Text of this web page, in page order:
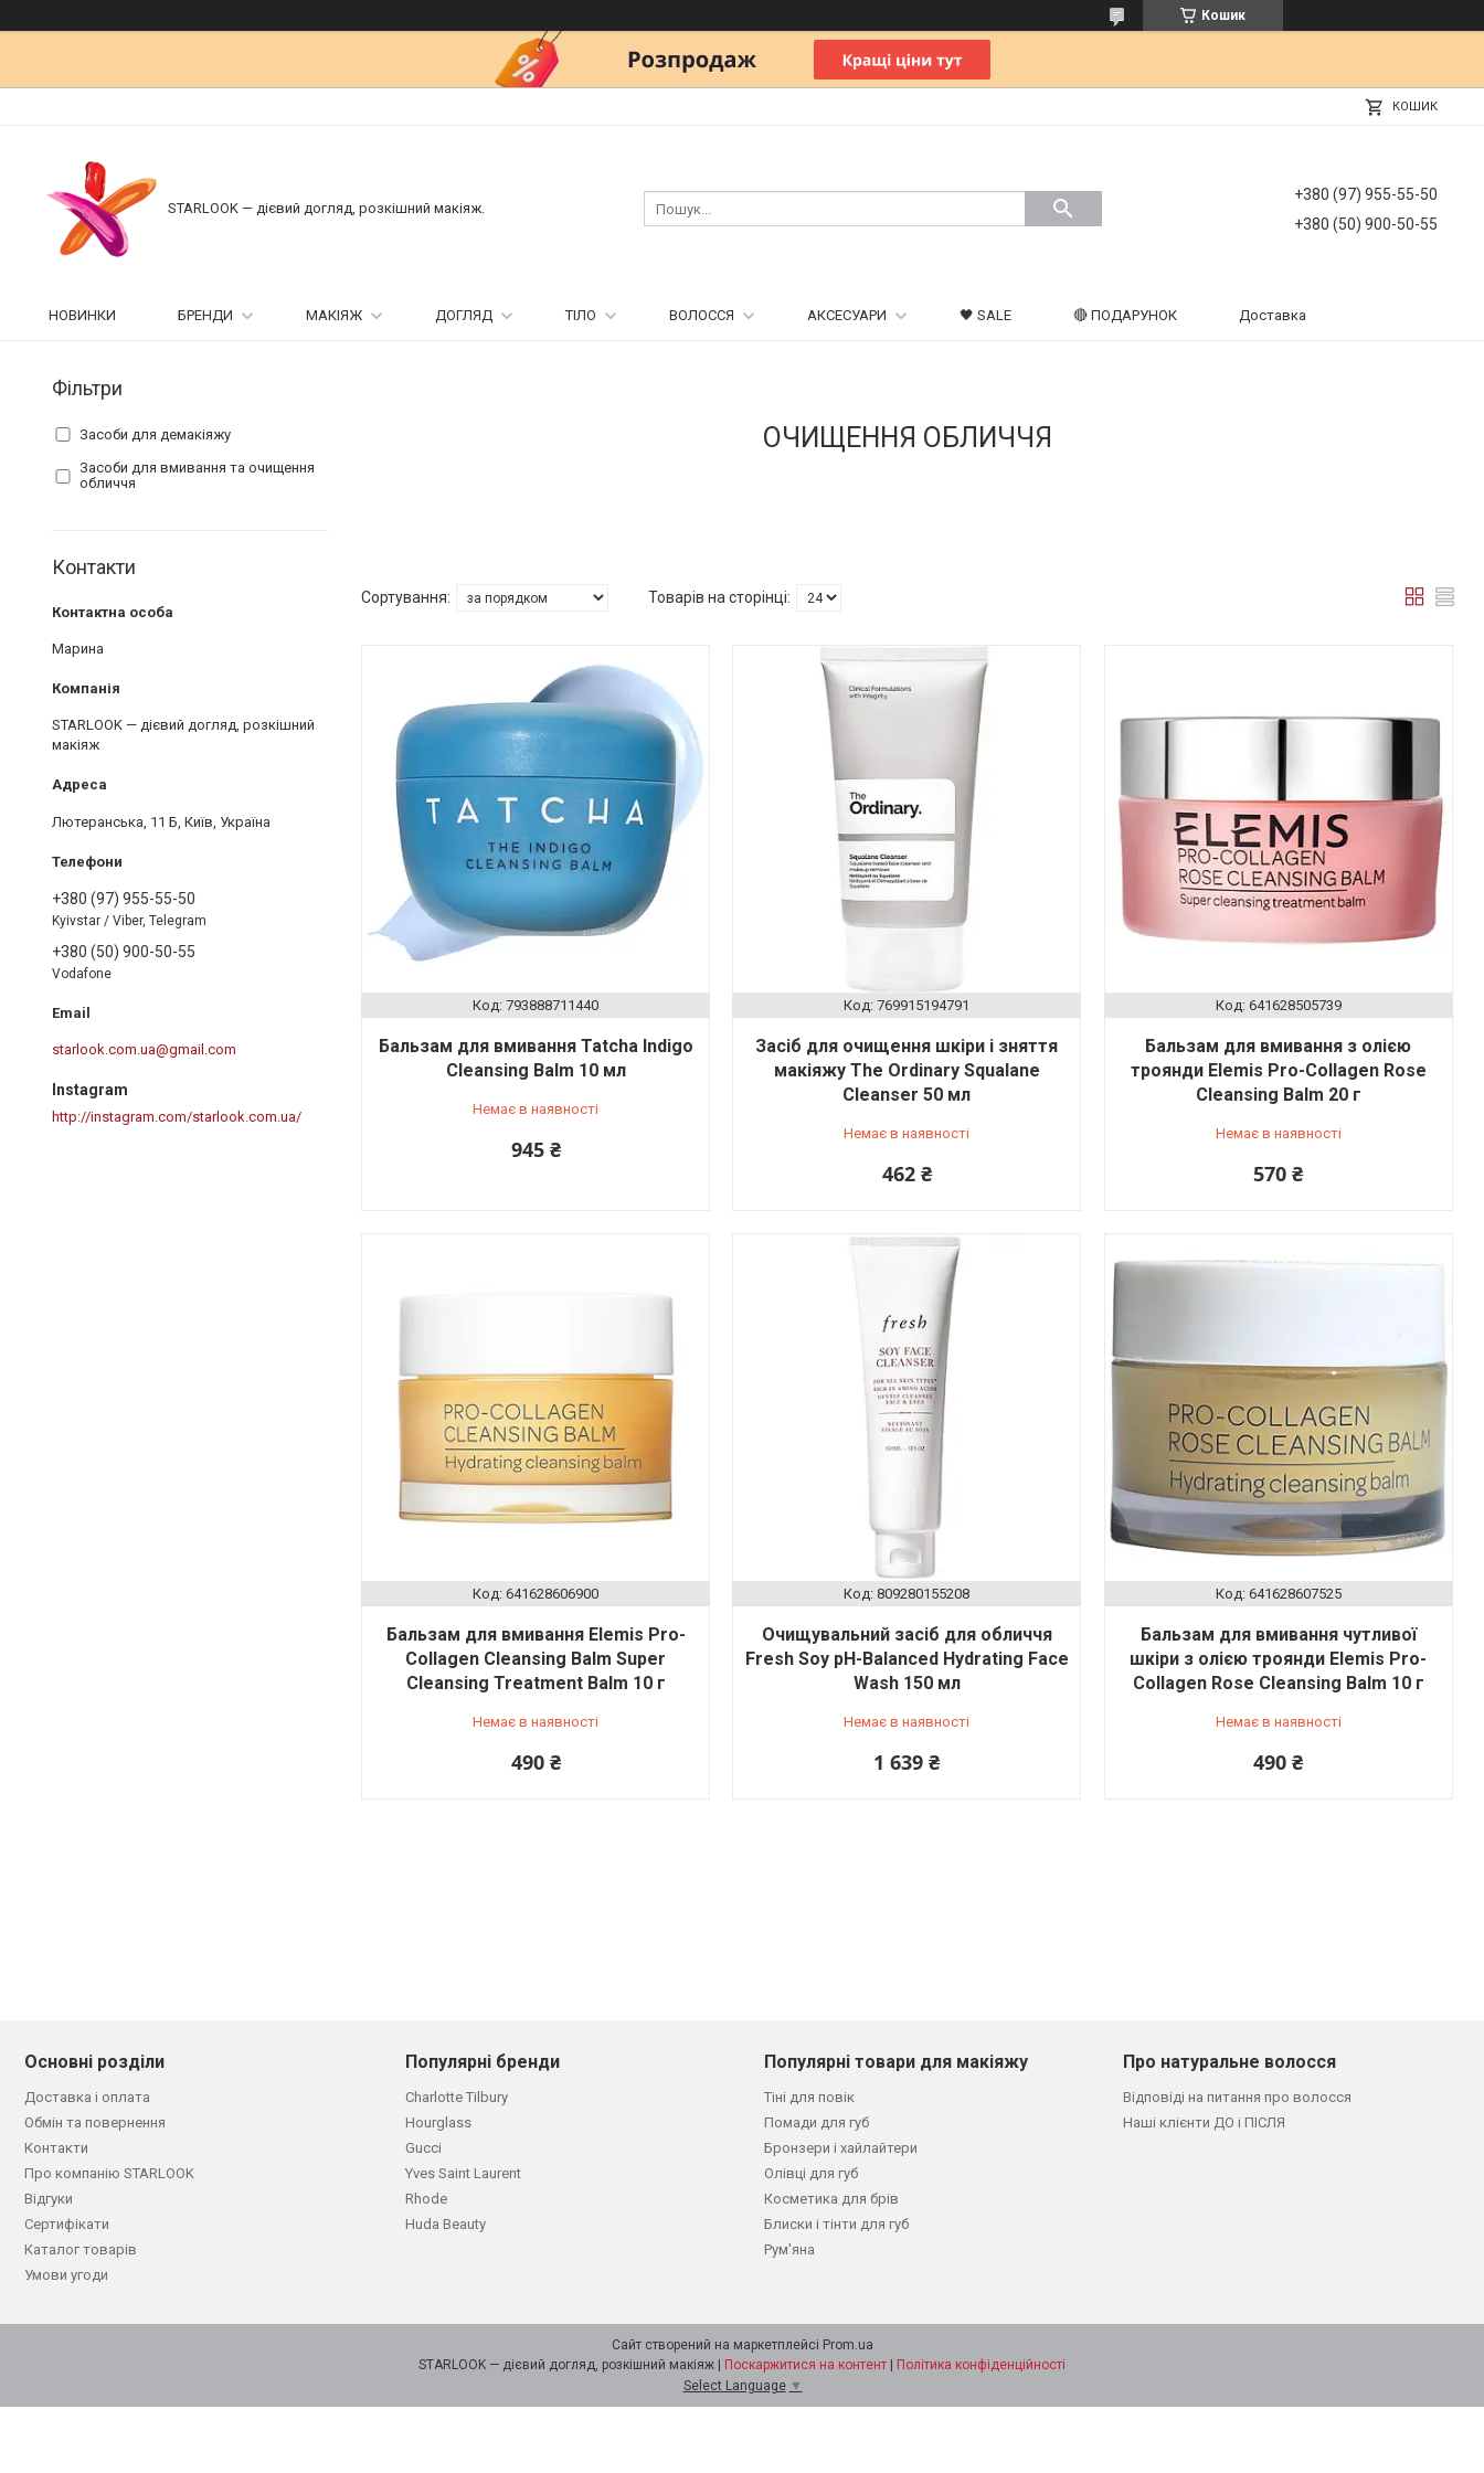
Кошик
КОШИК
STARLOOK — дієвий догляд, розкішний макіяж.
+380 (97) 955-55-50
+380 (50) 900-50-55
НОВИНКИ БРЕНДИ МАКІЯЖ ДОГЛЯД ТІЛО ВОЛОССЯ АКСЕСУАРИ 🖤 SALE 🔴 ПОДАРУНОК Доставка
ОЧИЩЕННЯ ОБЛИЧЧЯ
793888711440
Бальзам для вмивання Tatcha Indigo
Cleansing Balm 10 мл
Немає в наявності
945 ₴
769915194791
Засіб для очищення шкіри і зняття
макіяжу The Ordinary Squalane
Cleanser 50 мл
Немає в наявності
462 ₴
641628505739
Бальзам для вмивання з олією
троянди Elemis Pro-Collagen Rose
Cleansing Balm 20 г
Немає в наявності
570 ₴
641628606900
Бальзам для вмивання Elemis Pro-
Collagen Cleansing Balm Super
Cleansing Treatment Balm 10 г
Немає в наявності
490 ₴
809280155208
Очищувальний засіб для обличчя
Fresh Soy pH-Balanced Hydrating Face
Wash 150 мл
Немає в наявності
1 639 ₴
641628607525
Бальзам для вмивання чутливої
шкіри з олією троянди Elemis Pro-
Collagen Rose Cleansing Balm 10 г
Немає в наявності
490 ₴
Фільтри
Засоби для демакіяжу
Засоби для вмивання та очищення
обличчя
Контакти
Марина
STARLOOK — дієвий догляд, розкішний
макіяж
Лютеранська, 11 Б, Київ, Україна
+380 (97) 955-55-50
Kyivstar / Viber, Telegram
+380 (50) 900-50-55
Vodafone
starlook.com.ua@gmail.com
Instagram
http://instagram.com/starlook.com.ua/
Основні розділи
Доставка і оплата
Обмін та повернення
Контакти
Про компанію STARLOOK
Відгуки
Сертифікати
Каталог товарів
Умови угоди
Популярні бренди
Charlotte Tilbury
Hourglass
Gucci
Yves Saint Laurent
Rhode
Huda Beauty
Популярні товари для макіяжу
Тіні для повік
Помади для губ
Бронзери і хайлайтери
Олівці для губ
Косметика для брів
Блиски і тінти для губ
Рум'яна
Про натуральне волосся
Відповіді на питання про волосся
Наші клієнти ДО і ПІСЛЯ
Сайт створений на маркетплейсі Prom.ua
Поскаржитися на контент
Політика конфіденційності
Select Language ▼